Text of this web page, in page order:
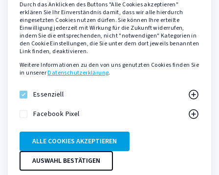
Barrierefreiheit
Impressum
Sicher zahlen mit
PayPal
SOFORT Überweisung
KLARNA Rechnungskauf
Onlineshop der DAS DA Kulturmanagement GmbH
© 2026 DAS DA THEATER
Durch das Anklicken des Buttons "Alle Cookies akzeptieren"
erklären Sie Ihr Einverständnis damit, dass wir alle hierdurch
eingesetzten Cookies nutzen dürfen. Sie können Ihre erteilte
Einwilligung jederzeit mit Wirkung für die Zukunft widerrufen,
indem Sie die entsprechenden, nicht "notwendigen" Kategorien in
den Cookie Einstellungen, die Sie unter dem dort jeweils benannten
Link finden, deaktivieren.
Weitere Informationen zu den von uns genutzten Cookies finden Sie
in unsererDatenschutzerklärung.
Essenziell
Facebook Pixel
ALLE COOKIES AKZEPTIEREN
AUSWAHL BESTÄTIGEN